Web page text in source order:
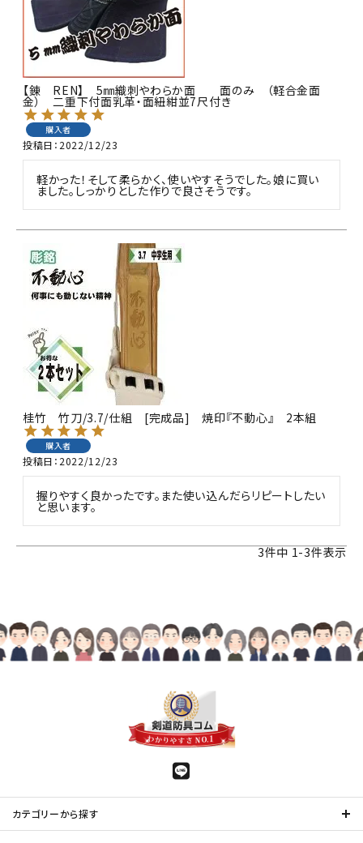
【錬 REN】 5㎜織刺やわらか面 面のみ （軽合金面
金） 二重下付面乳革・面紐紺並7尺付き
購入者
投稿日 2022/12/23
軽かった！そして柔らかく、使いやすそうでした。娘に買い
ました。しっかりとした作りで良さそうです。
桂竹 竹刀/3.7/仕組 [完成品] 焼印『不動心』 2本組
購入者
投稿日 2022/12/23
握りやすく良かったです。また使い込んだらリピートしたい
と思います。
3件中 1-3件表示
カテゴリーから探す